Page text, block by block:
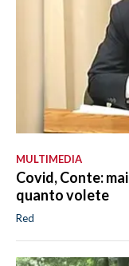
MULTIMEDIA
Covid, Conte:
quanto volete
Red